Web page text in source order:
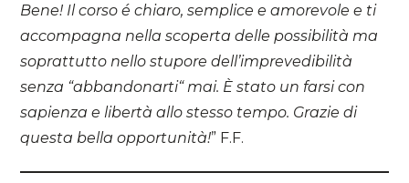
Bene! Il corso é chiaro, semplice e amorevole e ti
accompagna nella scoperta delle possibilità ma
soprattutto nello stupore dell’imprevedibilità
senza “abbandonarti“ mai. È stato un farsi con
sapienza e libertà allo stesso tempo. Grazie di
questa bella opportunità!” F.F.